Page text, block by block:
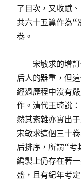
了目次，又收賦
共六十五篇作為“
卷。
宋敏求的增
后人的器重，但
經過歷程中沒有
作。清代王琦說
然其紊雜亦實出
宋敏求這個三十
后排序，所謂“考
編製上仍存在著
盛，且有紀年考